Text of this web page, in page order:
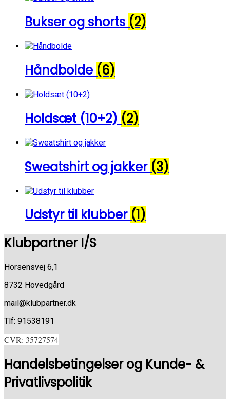
Bukser og shorts (2)
Håndbolde (6)
Holdsæt (10+2) (2)
Sweatshirt og jakker (3)
Udstyr til klubber (1)
Klubpartner I/S
Horsensvej 6,1
8732 Hovedgård
mail@klubpartner.dk
Tlf: 91538191
CVR: 35727574
Handelsbetingelser og Kunde- &
Privatlivspolitik